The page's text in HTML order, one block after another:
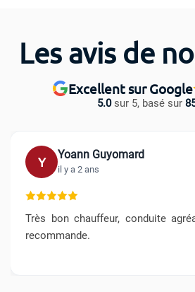
Les avis de
Excellent sur Google
5.0sur 5, basé sur
Y Yoann Guyomard
il y a 2 ans
Très bon chauffeur, conduite
recommande.